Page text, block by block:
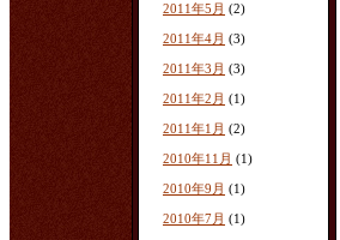
2011年5月 (2)
2011年4月 (3)
2011年3月 (3)
2011年2月 (1)
2011年1月 (2)
2010年11月 (1)
2010年9月 (1)
2010年7月 (1)